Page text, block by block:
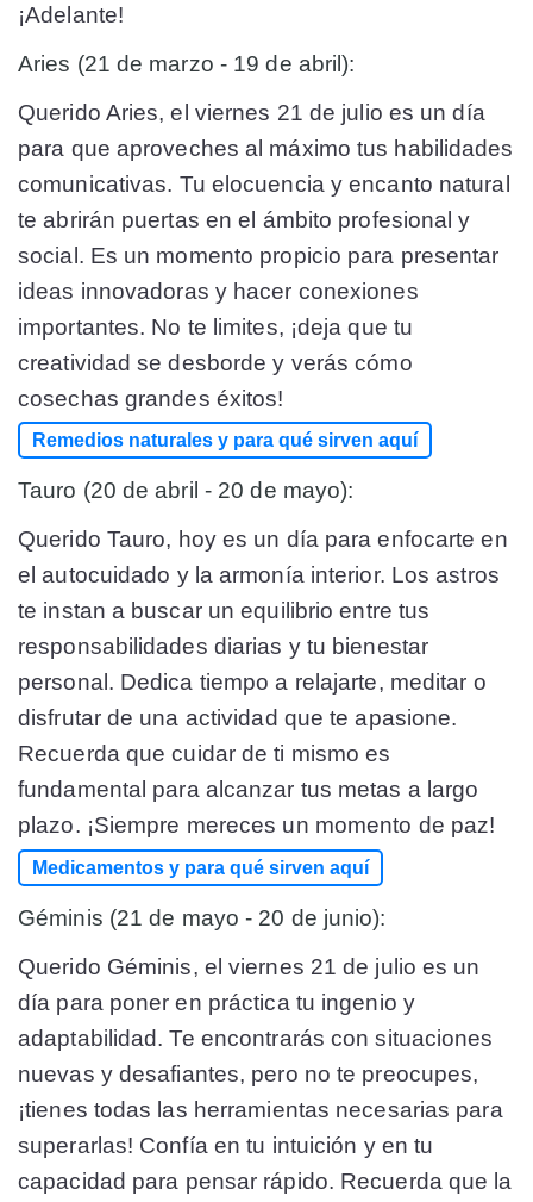
¡Adelante!
Aries (21 de marzo - 19 de abril):
Querido Aries, el viernes 21 de julio es un día
para que aproveches al máximo tus habilidades
comunicativas. Tu elocuencia y encanto natural
te abrirán puertas en el ámbito profesional y
social. Es un momento propicio para presentar
ideas innovadoras y hacer conexiones
importantes. No te limites, ¡deja que tu
creatividad se desborde y verás cómo
cosechas grandes éxitos!
Remedios naturales y para qué sirven aquí
Tauro (20 de abril - 20 de mayo):
Querido Tauro, hoy es un día para enfocarte en
el autocuidado y la armonía interior. Los astros
te instan a buscar un equilibrio entre tus
responsabilidades diarias y tu bienestar
personal. Dedica tiempo a relajarte, meditar o
disfrutar de una actividad que te apasione.
Recuerda que cuidar de ti mismo es
fundamental para alcanzar tus metas a largo
plazo. ¡Siempre mereces un momento de paz!
Medicamentos y para qué sirven aquí
Géminis (21 de mayo - 20 de junio):
Querido Géminis, el viernes 21 de julio es un
día para poner en práctica tu ingenio y
adaptabilidad. Te encontrarás con situaciones
nuevas y desafiantes, pero no te preocupes,
¡tienes todas las herramientas necesarias para
superarlas! Confía en tu intuición y en tu
capacidad para pensar rápido. Recuerda que la